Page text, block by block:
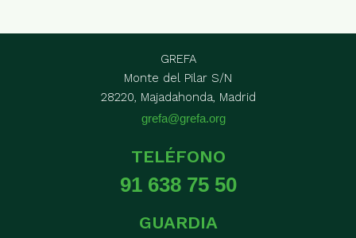
GREFA
Monte del Pilar S/N
28220, Majadahonda, Madrid
grefa@grefa.org
TELÉFONO
91 638 75 50
GUARDIA